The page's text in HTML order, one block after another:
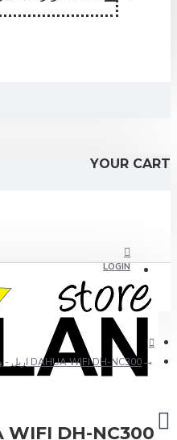
YOUR
LOGIN
REGISTER
DAHUA WIFI DH-NC300 اريل - وايفاي لاجهزة دهوا